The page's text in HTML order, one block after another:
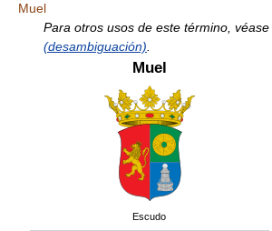
Muel
Para otros usos de este término, véase
(desambiguación)
Muel
Escudo